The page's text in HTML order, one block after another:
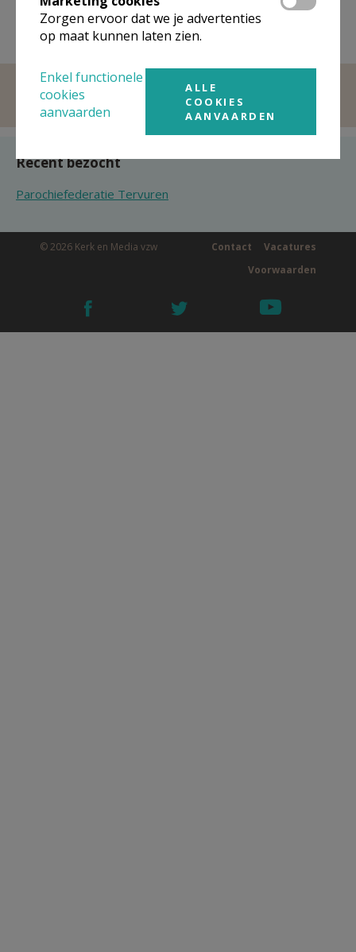
Recent bezocht
Parochiefederatie Tervuren
© 2026 Kerk en Media vzw Vacatures
Contact
Voorwaarden
Zorgen ervoor dat we je advertenties
op maat kunnen laten zien.
Enkel functionele
cookies
aanvaarden
ALLE
COOKIES
AANVAARDEN